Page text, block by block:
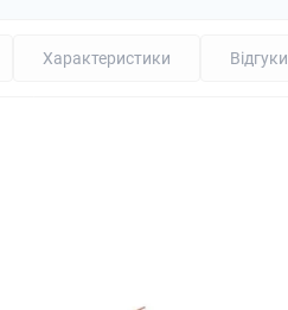
Характеристики Відгуки